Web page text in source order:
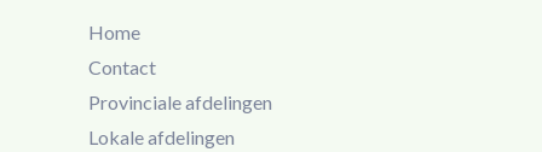
Home
Contact
Provinciale afdelingen
Lokale afdelingen